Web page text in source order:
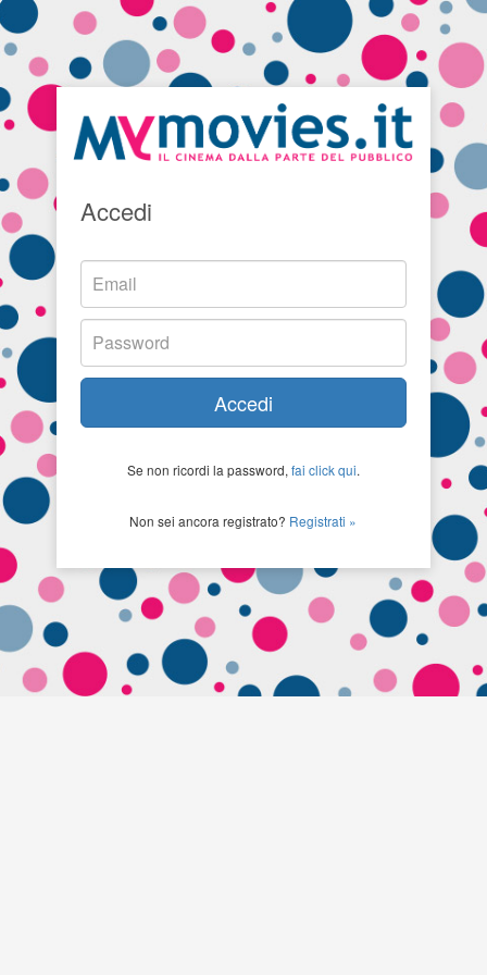
Accedi
Accedi
Se non ricordi la password, fai click qui.
Non sei ancora registrato? Registrati »